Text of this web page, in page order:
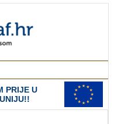
PRIJE U